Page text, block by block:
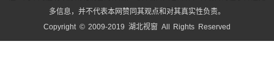
多信息，并不代表本网赞同其观点和对其真实性负责。
Copyright © 2009-2019 湖北视窗 All Rights Reserved